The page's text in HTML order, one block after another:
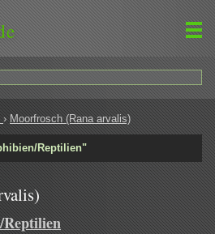
› Moorfrosch (Rana arvalis)
Reptilien"